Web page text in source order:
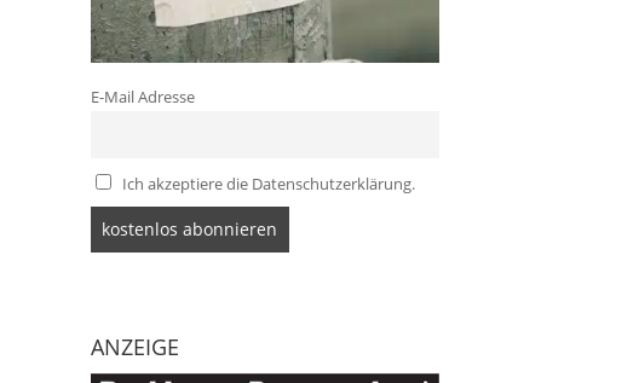
E-Mail Adresse
Ich akzeptiere die Datenschutzerklärung.
ANZEIGE